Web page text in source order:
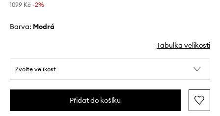
1099 Kč -2%
Barva: modrá
Tabulka velikosti
Zvolte velikost
Přidat do košíku